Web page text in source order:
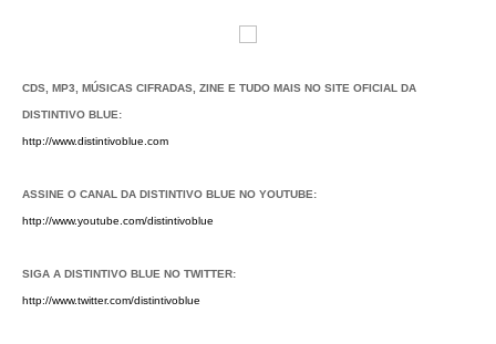
CDS, MP3, MÚSICAS CIFRADAS, ZINE E TUDO MAIS NO SITE OFICIAL DA
DISTINTIVO BLUE:
http://www.distintivoblue.com
ASSINE O CANAL DA DISTINTIVO BLUE NO YOUTUBE:
http://www.youtube.com/distintivoblue
SIGA A DISTINTIVO BLUE NO TWITTER:
http://www.twitter.com/distintivoblue